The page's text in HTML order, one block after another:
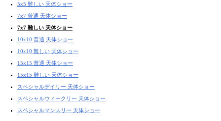
5x5 難しい 天体ショー
7x7 普通 天体ショー
7x7 難しい 天体ショー
10x10 普通 天体ショー
10x10 難しい 天体ショー
15x15 普通 天体ショー
15x15 難しい 天体ショー
スペシャルデイリー 天体ショー
スペシャルウィークリー 天体ショー
スペシャルマンスリー 天体ショー